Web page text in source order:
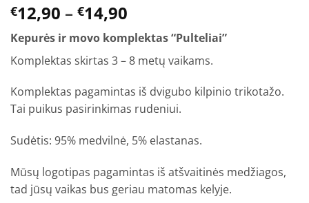
€12,90 – €14,90
range:
€12,90
through
Kepurės ir movo komplektas “Pulteliai”
Komplektas skirtas 3 – 8 metų vaikams.
Komplektas pagamintas iš dvigubo kilpinio trikotažo.
Tai puikus pasirinkimas rudeniui.
Sudėtis: 95% medvilnė, 5% elastanas.
Mūsų logotipas pagamintas iš atšvaitinės medžiagos,
tad jūsų vaikas bus geriau matomas kelyje.